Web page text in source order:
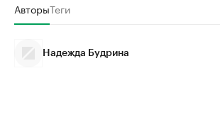
АвторыТеги
Надежда Будрина